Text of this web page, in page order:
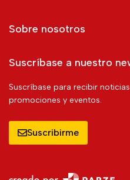
Sobre nosotros
Suscríbase a nuestro
Suscríbase para recibir
promociones y eventos.
Suscribirme